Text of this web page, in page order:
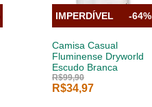
Camisa Casual
Fluminense Dryworld
Escudo Branca
R$99,90
R$34,97
IMPERDÍVEL -64%